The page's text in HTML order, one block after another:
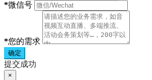
*微信号
*您的需求
确定
提交成功
×